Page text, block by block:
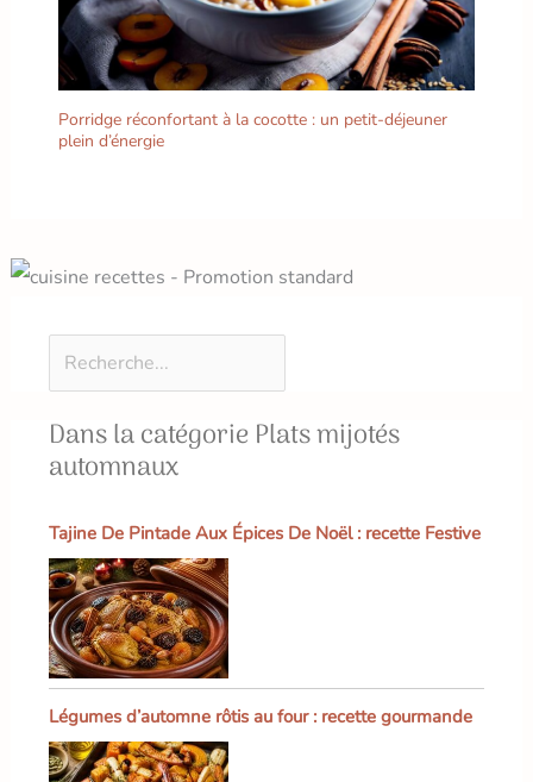
Porridge réconfortant à la cocotte : un petit-déjeuner
plein d’énergie
Dans la catégorie Plats mijotés
automnaux
Tajine De Pintade Aux Épices De Noël : recette Festive
Légumes d’automne rôtis au four : recette gourmande